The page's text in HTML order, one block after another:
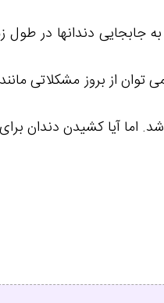
جابجایی دندانها در
توان از بروز مشکلاتی
اما آیا کشیدن